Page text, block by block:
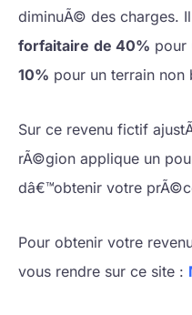
diminuÃ© des charges.
forfaitaire de 40% pour
10% pour un terrain non
Sur ce revenu fictif
rÃ©gion applique un
dâ€™obtenir votre
Pour obtenir votre
vous rendre sur ce site :